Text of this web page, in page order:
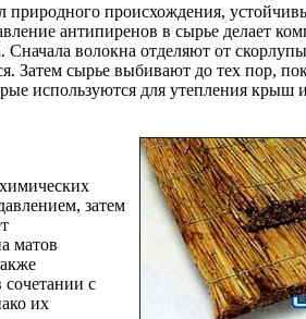
природного происхождения,
антипиренов в сырье делает
волокна отделяют от
Затем сырье выбивают до тех пор,
используются для утепления крыш
затем
матов
с
их